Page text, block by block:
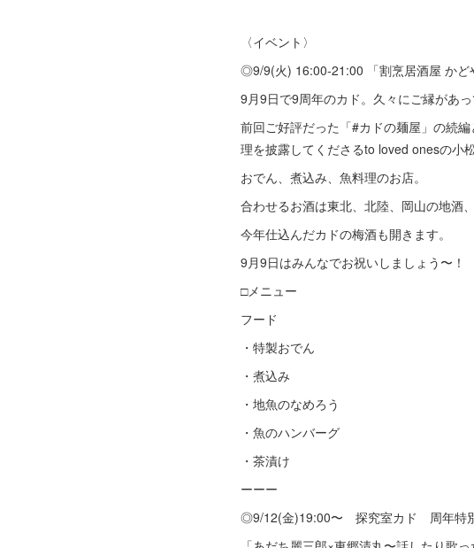
〈イベント〉
◎9/9(火) 16:00-21:00 「割烹居酒屋 かど
9月9日で9周年のカド。久々にご縁があ
前回ご好評だった「#カドの麺屋」の続
理を披露してくださるto loved onesの小
おでん、煮込み、魚料理のお店。
合わせるお酒は東北、北陸、岡山の地酒
今年仕込んだカドの梅酒も開きます。
9月9日はみんなでお祝いしましょう〜！
□メニュー
フード
・特製おでん
・煮込み
・地魚のなめろう
・魚のハンバーグ
・茶漬け
ーーー
◎9/12(金)19:00〜 探究室カド 周年特